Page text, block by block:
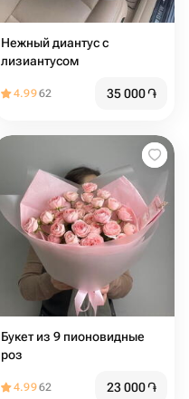
Нежный диантус с
лизиантусом
4.9962 35 000֏
Букет из 9 пионовидные
роз
4.9962 23 000֏